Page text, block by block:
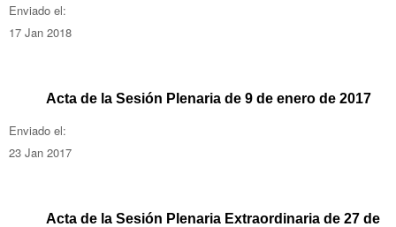
Enviado el:
17 Jan 2018
Acta de la Sesión Plenaria de 9 de enero de 2017
Enviado el:
23 Jan 2017
Acta de la Sesión Plenaria Extraordinaria de 27 de